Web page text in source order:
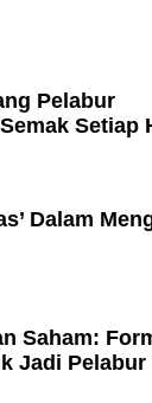
Pelabur
Setiap
Dalam
Saham:
Jadi Pelabur